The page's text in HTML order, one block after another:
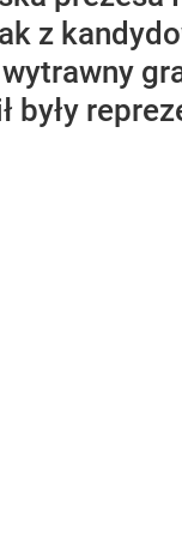
z
były